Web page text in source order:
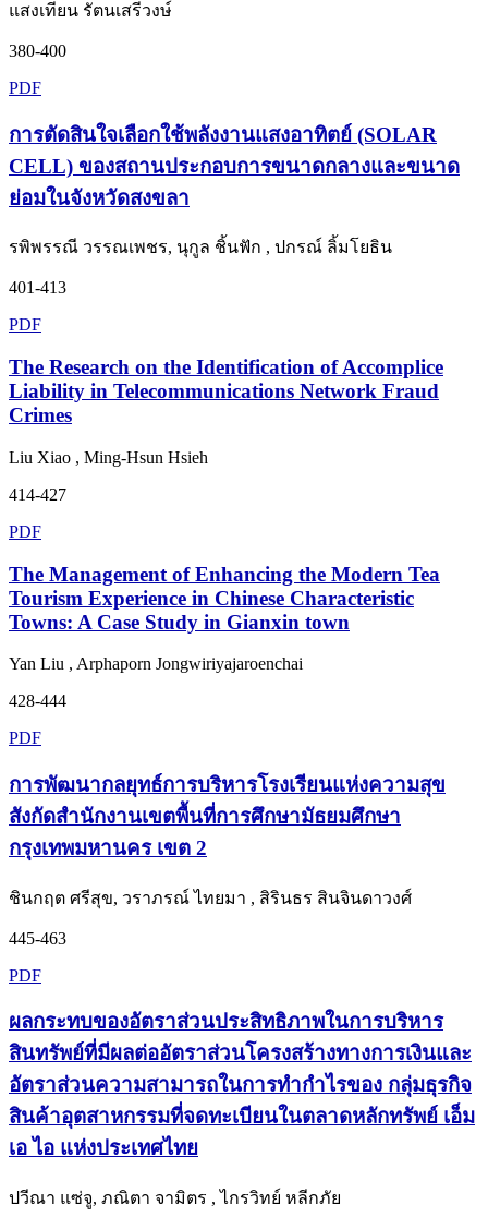
แสงเทียน รัตนเสรีวงษ์
380-400
PDF
การตัดสินใจเลือกใช้พลังงานแสงอาทิตย์ (SOLAR
CELL) ของสถานประกอบการขนาดกลางและขนาด
ย่อมในจังหวัดสงขลา
รพิพรรณี วรรณเพชร, นุกูล ชิ้นฟัก , ปกรณ์ ลิ้มโยธิน
401-413
PDF
The Research on the Identification of Accomplice
Liability in Telecommunications Network Fraud
Crimes
Liu Xiao , Ming-Hsun Hsieh
414-427
PDF
The Management of Enhancing the Modern Tea
Tourism Experience in Chinese Characteristic
Towns: A Case Study in Gianxin town
Yan Liu , Arphaporn Jongwiriyajaroenchai
428-444
PDF
การพัฒนากลยุทธ์การบริหารโรงเรียนแห่งความสุข
สังกัดสำนักงานเขตพื้นที่การศึกษามัธยมศึกษา
กรุงเทพมหานคร เขต 2
ชินกฤต ศรีสุข, วราภรณ์ ไทยมา , สิรินธร สินจินดาวงศ์
445-463
PDF
ผลกระทบของอัตราส่วนประสิทธิภาพในการบริหาร
สินทรัพย์ที่มีผลต่ออัตราส่วนโครงสร้างทางการเงินและ
อัตราส่วนความสามารถในการทำกำไรของ กลุ่มธุรกิจ
สินค้าอุตสาหกรรมที่จดทะเบียนในตลาดหลักทรัพย์ เอ็ม
เอ ไอ แห่งประเทศไทย
ปวีณา แซ่จู, ภณิตา จามิตร , ไกรวิทย์ หลีกภัย